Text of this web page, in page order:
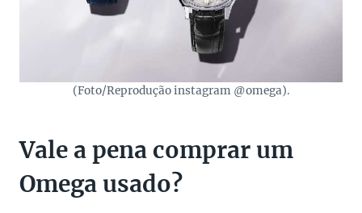
(Foto/Reprodução instagram @omega).
Vale a pena comprar um
Omega usado?